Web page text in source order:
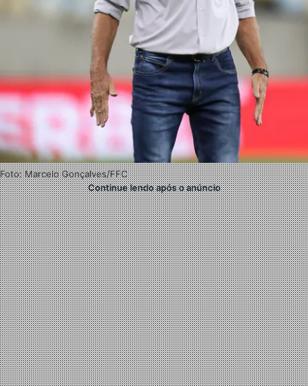
Foto: Marcelo Gonçalves/FFC
Continue lendo após o anúncio